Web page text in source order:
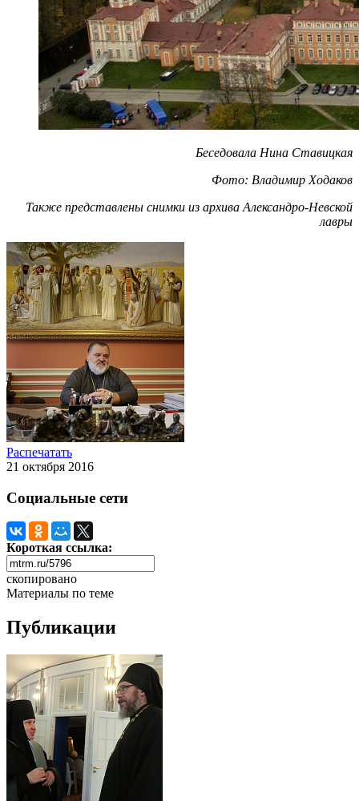
Беседовала Нина Ставицкая
Фото: Владимир Ходаков
Также представлены снимки из архива Александро-Невской
лавры
Распечатать
21 октября 2016
Социальные сети
Короткая ссылка:
скопировано
Материалы по теме
Публикации